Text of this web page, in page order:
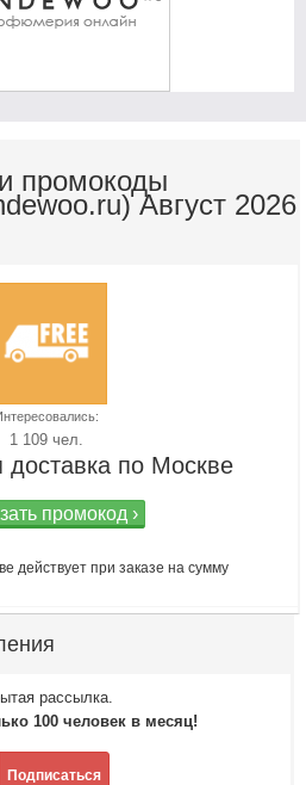
промокоды
Август 2026
1 109 чел.
доставка по Москве
промокод ›
действует при заказе на сумму
рассылка.
100 человек в месяц!
Подписаться